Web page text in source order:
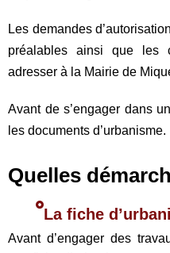
Les demandes
préalables ainsi que les
adresser à la Mairie de
Avant de s’engager dans
les documents d’urbanisme.
Quelles
La fiche
Avant d’engager des